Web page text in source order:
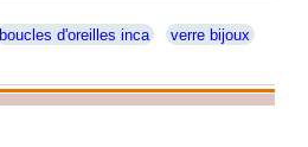
boucles d'oreilles inca
verre bijoux